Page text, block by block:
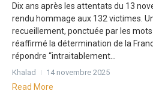
Dix ans après les attentats du 13
rendu hommage aux 132 victimes.
recueillement, ponctuée par les mots
réaffirmé la détermination de la
répondre “intraitablement...
Khalad 14 novembre 2025
Read More